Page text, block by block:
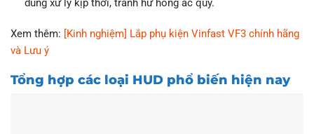
dùng xử lý kịp thời, tránh hư hỏng ắc quy.
Xem thêm: [Kinh nghiệm] Lắp phụ kiện Vinfast VF3 chính hãng
và Lưu ý
Tổng hợp các loại HUD phổ biến hiện nay